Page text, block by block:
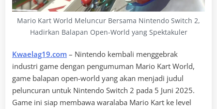
Mario Kart World Meluncur Bersama Nintendo Switch 2,
Hadirkan Balapan Open-World yang Spektakuler
Kwaelag19.com – Nintendo kembali menggebrak
industri game dengan pengumuman Mario Kart World,
game balapan open-world yang akan menjadi judul
peluncuran untuk Nintendo Switch 2 pada 5 Juni 2025.
Game ini siap membawa waralaba Mario Kart ke level